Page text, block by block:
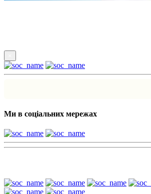
Ми в соціальних мережах